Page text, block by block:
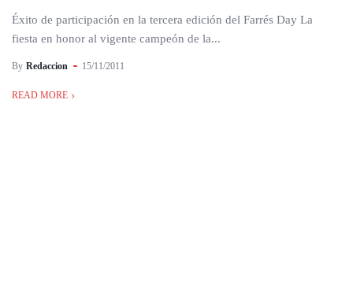
Éxito de participación en la tercera edición del Farrés Day La
fiesta en honor al vigente campeón de la...
By Redaccion 15/11/2011
READ MORE